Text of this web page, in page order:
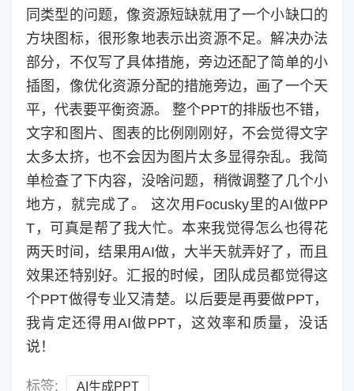
同类型的问题，像资源短缺就用了一个小缺口的
方块图标，很形象地表示出资源不足。解决办法
部分，不仅写了具体措施，旁边还配了简单的小
插图，像优化资源分配的措施旁边，画了一个天
平，代表要平衡资源。 整个PPT的排版也不错，
文字和图片、图表的比例刚刚好，不会觉得文字
太多太挤，也不会因为图片太多显得杂乱。我简
单检查了下内容，没啥问题，稍微调整了几个小
地方，就完成了。 这次用Focusky里的AI做PP
T，可真是帮了我大忙。本来我觉得怎么也得花
两天时间，结果用AI做，大半天就弄好了，而且
效果还特别好。汇报的时候，团队成员都觉得这
个PPT做得专业又清楚。以后要是再要做PPT，
我肯定还得用AI做PPT，这效率和质量，没话
说！
标签: AI生成PPT